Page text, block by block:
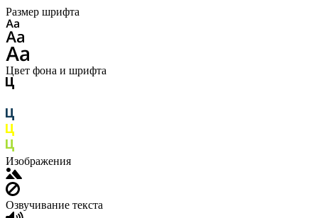
Размер шрифта
Цвет фона и шрифта
Изображения
Озвучивание текста